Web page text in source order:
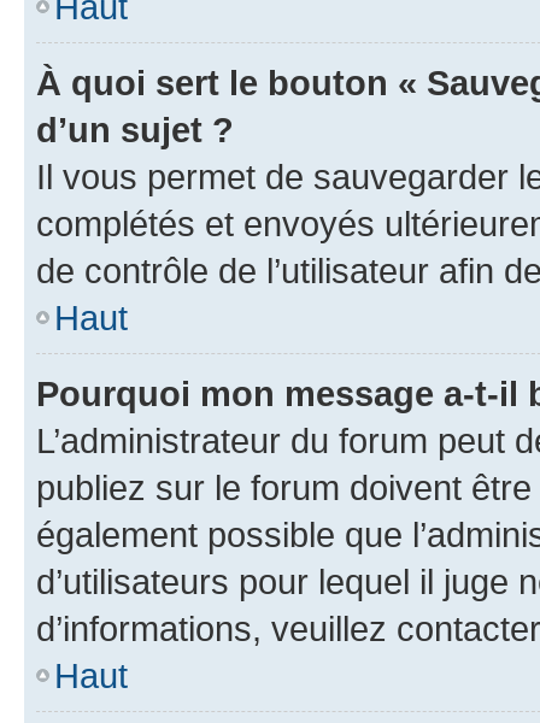
À quoi sert le bouton «
d’un sujet ?
Il vous permet de sauvegarder
complétés et envoyés
de contrôle de l’utilisateur afin
Haut
Pourquoi mon message a-t-il
L’administrateur du forum peut
publiez sur le forum doivent
également possible que
d’utilisateurs pour lequel il juge
d’informations, veuillez
Haut